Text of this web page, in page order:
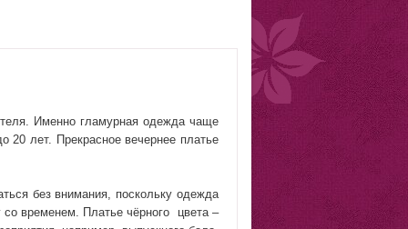
Именно гламурная одежда чаще
20 лет. Прекрасное вечернее платье
без внимания, поскольку одежда
со временем. Платье чёрного цвета –